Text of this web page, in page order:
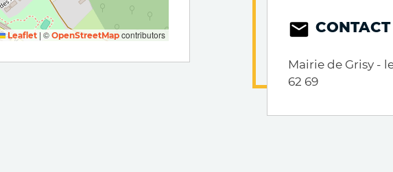
Leaflet | © OpenStreetMap contributors CONTACT
Mairie de Grisy -
62 69